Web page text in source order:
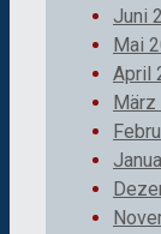
Juni
Mai
April
März